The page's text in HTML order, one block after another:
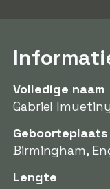
Volledige naam
Gabriel
Geboorteplaats
Birmingham,
Lengte